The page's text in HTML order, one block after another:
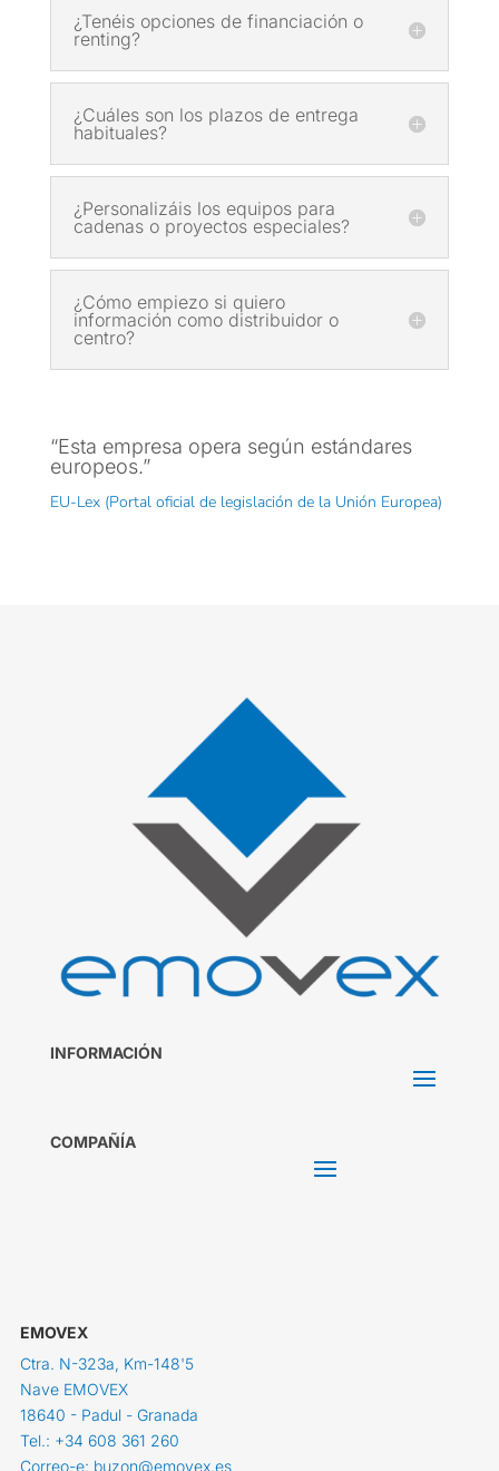
¿Tenéis opciones de financiación o
renting?
¿Cuáles son los plazos de entrega
habituales?
¿Personalizáis los equipos para
cadenas o proyectos especiales?
¿Cómo empiezo si quiero
información como distribuidor o
centro?
“Esta empresa opera según estándares
europeos.”
EU-Lex (Portal oficial de legislación de la Unión Europea)
INFORMACIÓN
COMPAÑÍA
EMOVEX
Ctra. N-323a, Km-148'5
Nave EMOVEX
18640 - Padul - Granada
Tel.: +34 608 361 260
Correo-e: buzon@emovex.es